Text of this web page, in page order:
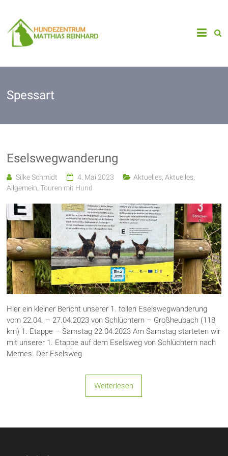
springen
Hundezentrum
Niedernberg
Matthas
Reinhard
Spessart
Eselswegwanderung
Silke Schmidt 4. Mai 2023 Aktuelles,Aktuelles,
Allgemein,Touren mit Hund
Hier ein kleiner Bericht unserer 1. tollen Eselswegwanderung
vom 22.04. – 27.04.2023 von Schlüchtern – Großheubach (118
km) 1. Etappe – Samstag 22.04.2023 Am Samstag starteten wir
mit unserer 1. Etappe auf dem Eselsweg von Schlüchtern nach
Mernes. Der Eselsweg
Weiterlesen